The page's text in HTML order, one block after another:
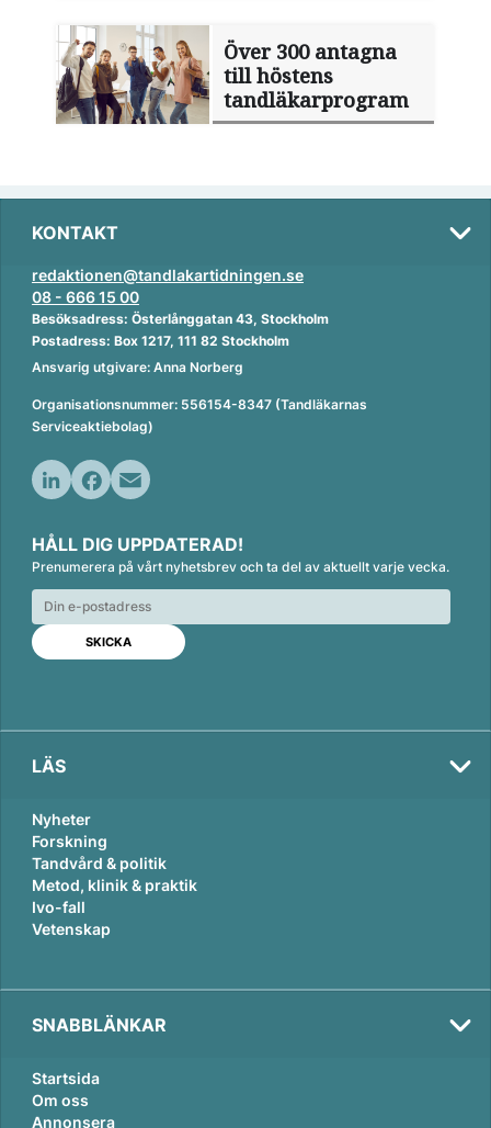
Över 300 antagna
till höstens
tandläkarprogram
KONTAKT
redaktionen@tandlakartidningen.se
08 - 666 15 00
Besöksadress: Österlånggatan 43, Stockholm
Postadress: Box 1217, 111 82 Stockholm
Ansvarig utgivare: Anna Norberg
Organisationsnummer: 556154-8347 (Tandläkarnas
Serviceaktiebolag)
n
k
e
d
n
c
e
b
o
o
k
a
i
l
HÅLL DIG UPPDATERAD!
Prenumerera på vårt nyhetsbrev och ta del av aktuellt varje vecka.
LÄS
Nyheter
Forskning
Tandvård & politik
Metod, klinik & praktik
Ivo-fall
Vetenskap
SNABBLÄNKAR
Startsida
Om oss
Annonsera